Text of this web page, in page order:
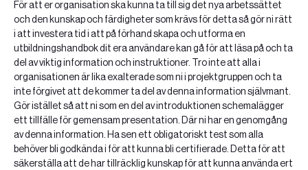
För att er organisation ska kunna ta till sig det nya arbetssättet
och den kunskap och färdigheter som krävs för detta så gör ni rätt
i att investera tid i att på förhand skapa och utforma en
utbildningshandbok dit era användare kan gå för att läsa på och ta
del av viktig information och instruktioner. Tro inte att alla i
organisationen är lika exalterade som ni i projektgruppen och ta
inte förgivet att de kommer ta del av denna information självmant.
Gör istället så att ni som en del av introduktionen schemalägger
ett tillfälle för gemensam presentation. Där ni har en genomgång
av denna information. Ha sen ett obligatoriskt test som alla
behöver bli godkända i för att kunna bli certifierade. Detta för att
säkerställa att de har tillräcklig kunskap för att kunna använda ert